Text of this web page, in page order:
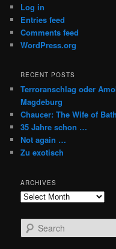
Log in
Entries feed
Comments feed
WordPress.org
RECENT POSTS
Terroranschlag oder
Magdeburg
Chaucer: The Wife of Bath
35 Jahre schon …
Not again …
Zu exotisch
ARCHIVES
Archives
e